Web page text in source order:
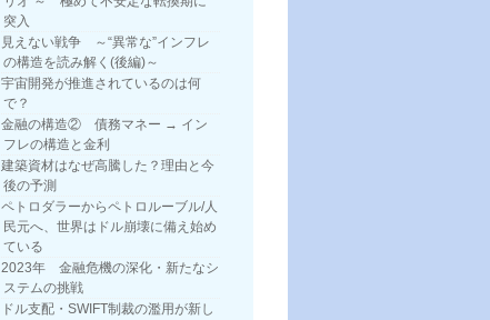
突入
見えない戦争 ～“異常な”インフレ
の構造を読み解く(後編)～
宇宙開発が推進されているのは何
で？
金融の構造② 債務マネー → イン
フレの構造と金利
建築資材はなぜ高騰した？理由と今
後の予測
ペトロダラーからペトロルーブル/人
民元へ、世界はドル崩壊に備え始め
ている
2023年 金融危機の深化・新たなシ
ステムの挑戦
ドル支配・SWIFT制裁の濫用が新し